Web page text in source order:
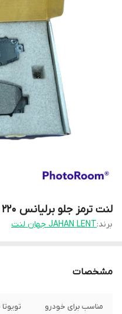
لنت ترمز جلو برلیانس 220 کد 24347 متالیک جهان لنت
برند:JAHAN LENT جهان لنت
مشخصات
مناسب برای خودرو